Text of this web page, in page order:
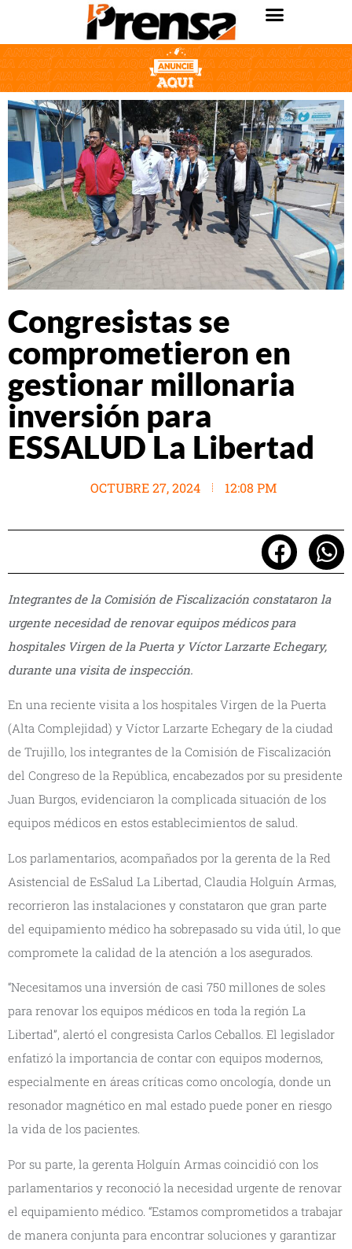
Congresistas se
comprometieron en
gestionar millonaria
inversión para
ESSALUD La Libertad
OCTUBRE 27, 2024 12:08 PM
Integrantes de la Comisión de Fiscalización constataron la
urgente necesidad de renovar equipos médicos para
hospitales Virgen de la Puerta y Víctor Larzarte Echegary,
durante una visita de inspección.
En una reciente visita a los hospitales Virgen de la Puerta
(Alta Complejidad) y Víctor Larzarte Echegary de la ciudad
de Trujillo, los integrantes de la Comisión de Fiscalización
del Congreso de la República, encabezados por su presidente
Juan Burgos, evidenciaron la complicada situación de los
equipos médicos en estos establecimientos de salud.
Los parlamentarios, acompañados por la gerenta de la Red
Asistencial de EsSalud La Libertad, Claudia Holguín Armas,
recorrieron las instalaciones y constataron que gran parte
del equipamiento médico ha sobrepasado su vida útil, lo que
compromete la calidad de la atención a los asegurados.
“Necesitamos una inversión de casi 750 millones de soles
para renovar los equipos médicos en toda la región La
Libertad”, alertó el congresista Carlos Ceballos. El legislador
enfatizó la importancia de contar con equipos modernos,
especialmente en áreas críticas como oncología, donde un
resonador magnético en mal estado puede poner en riesgo
la vida de los pacientes.
Por su parte, la gerenta Holguín Armas coincidió con los
parlamentarios y reconoció la necesidad urgente de renovar
el equipamiento médico. “Estamos comprometidos a trabajar
de manera conjunta para encontrar soluciones y garantizar